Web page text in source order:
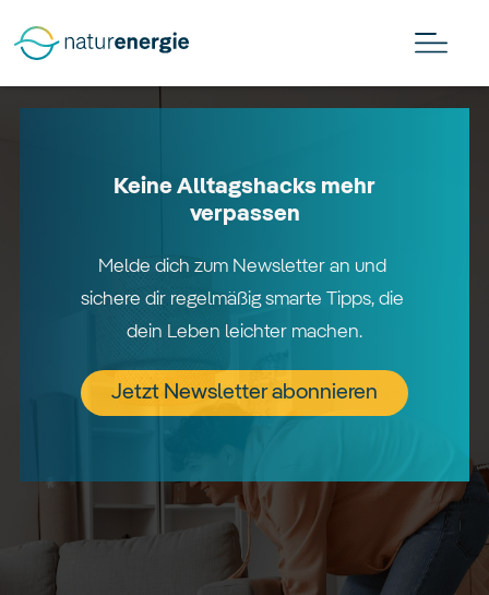
Keine Alltagshacks mehr
verpassen
Melde dich zum Newsletter an und
sichere dir regelmäßig smarte Tipps, die
dein Leben leichter machen.
Jetzt Newsletter abonnieren